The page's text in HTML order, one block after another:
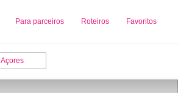
Para parceiros Roteiros Favoritos
Sobre nós Adicionar uma Empresa
Açores